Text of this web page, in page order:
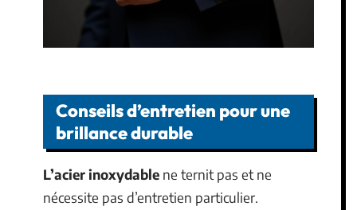
Conseils d’entretien pour une
brillance durable
L’acier inoxydable ne ternit pas et ne
nécessite pas d’entretien particulier.